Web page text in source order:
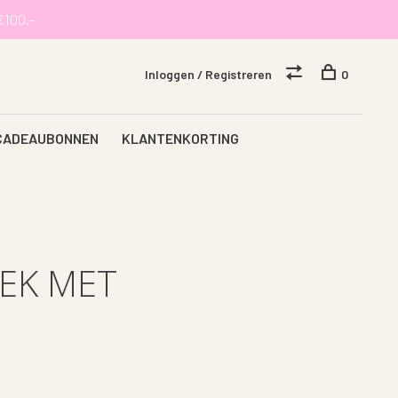
KLANTENKORTING
Inloggen / Registreren 0
MET